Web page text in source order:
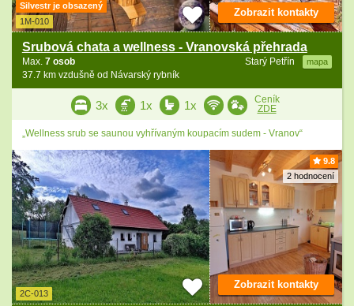
Silvestr je obsazený
1M-010
Srubová chata a wellness - Vranovská přehrada
Starý Petřín mapa
Max. 7 osob
37.7 km vzdušně od Návarský rybník
Zobrazit kontakty
3x 1x 1x
Ceník
ZDE
„Wellness srub se saunou vyhřívaným koupacím sudem - Vranov“
9.8
2 hodnocení
2C-013
Zobrazit kontakty